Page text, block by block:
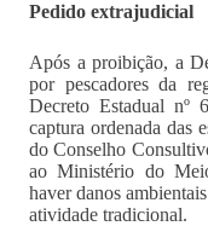
Pedido extrajudicial
Após a proibição, a
por pescadores da
Decreto Estadual nº
captura ordenada das
do Conselho
ao Ministério do
haver danos
atividade tradicional.